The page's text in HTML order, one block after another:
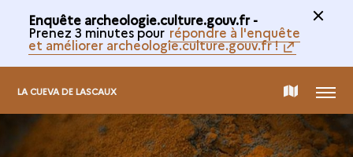
Enquête archeologie.culture.gouv.fr -
Prenez 3 minutes pour répondre à l'enquête
et améliorer archeologie.culture.gouv.fr !
LA CUEVA DE LASCAUX MAPA
INTERACTIVO
MENÚ